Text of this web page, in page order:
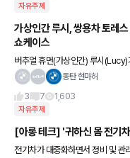
자유주제
가상인간 루시, 쌍용차 토레
쇼케이스
버추얼 휴먼(가상인간) 루시(Lucy)
'토레스 쇼케이스'에서 신차를 소개
동탄 현마허
3
7 1,603
자유주제
[아롱 테크] '귀하신 몸 전기
전기차가 대중화하면서 정비 및 관